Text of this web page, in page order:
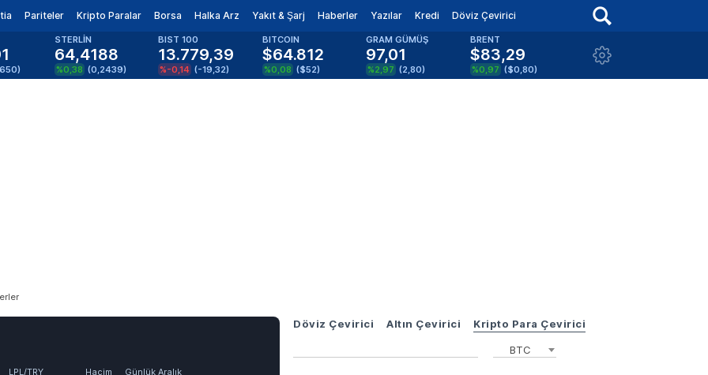
Pariteler Kripto Paralar Borsa Halka Arz Yakıt & Şarj Haberler Yazılar Kredi Döviz Çevirici
)
STERLİN
64,4188
%0,38 (0,2439)
BIST 100
13.779,39
%-0,14 (-19,32)
BITCOIN
$64.812
%0,08 ($52)
GRAM GÜMÜŞ
97,01
%2,97 (2,80)
BRENT
$83,29
%0,97 ($0,80)
LPL/TRY Hacim Günlük Aralık
Döviz Çevirici Altın Çevirici Kripto Para Çevirici
BTC